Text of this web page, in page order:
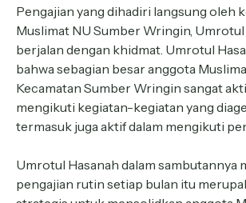
Pengajian yang dihadiri langsung oleh
Muslimat NU Sumber Wringin, Umrotul
berjalan dengan khidmat. Umrotul
bahwa sebagian besar anggota
Kecamatan Sumber Wringin sangat
mengikuti kegiatan-kegiatan yang
termasuk juga aktif dalam mengikuti
Umrotul Hasanah dalam sambutannya
pengajian rutin setiap bulan itu